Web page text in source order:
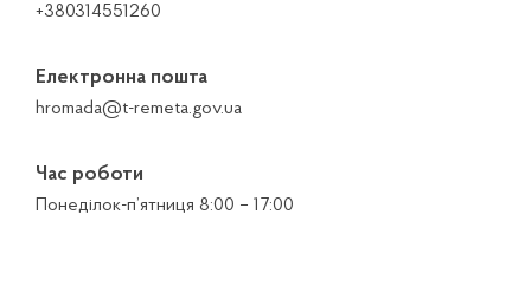
+380314551260
Електронна пошта
hromada@t-remeta.gov.ua
Час роботи
Понеділок-п’ятниця 8:00 – 17:00